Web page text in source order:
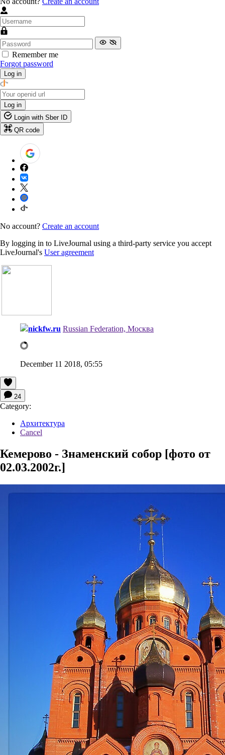
Remember me
Forgot password
Log in
Log in
Login with Sber ID
QR code
No account? Create an account
By logging in to LiveJournal using a third-party service you accept
LiveJournal's User agreement
nickfw.ru Russian Federation, Москва
December 11 2018, 05:55
24
Category:
Архитектура
Cancel
Кемерово - Знаменский собор [фото от
02.03.2002г.]